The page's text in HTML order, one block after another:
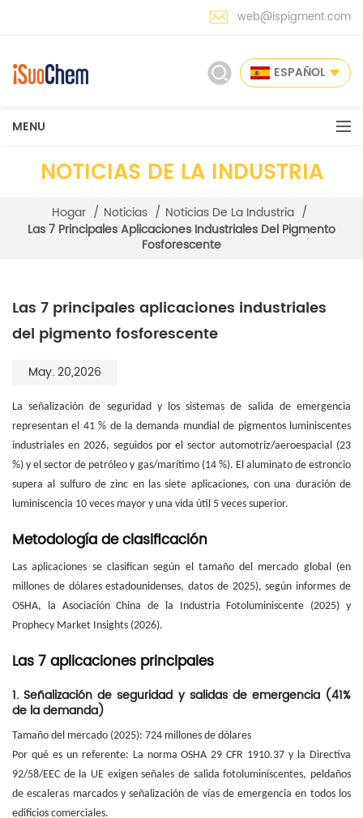
web@ispigment.com
ESPAÑOL
MENU
NOTICIAS DE LA INDUSTRIA
Hogar / Noticias / Noticias De La Industria /
Las 7 Principales Aplicaciones Industriales Del Pigmento
Fosforescente
Las 7 principales aplicaciones industriales
del pigmento fosforescente
May. 20,2026
La señalización de seguridad y los sistemas de salida de emergencia
representan el 41 % de la demanda mundial de pigmentos luminiscentes
industriales en 2026, seguidos por el sector automotriz/aeroespacial (23
%) y el sector de petróleo y gas/marítimo (14 %). El aluminato de estroncio
supera al sulfuro de zinc en las siete aplicaciones, con una duración de
luminiscencia 10 veces mayor y una vida útil 5 veces superior.
Metodología de clasificación
Las aplicaciones se clasifican según el tamaño del mercado global (en
millones de dólares estadounidenses, datos de 2025), según informes de
OSHA, la Asociación China de la Industria Fotoluminiscente (2025) y
Prophecy Market Insights (2026).
Las 7 aplicaciones principales
1. Señalización de seguridad y salidas de emergencia (41%
de la demanda)
Tamaño del mercado (2025): 724 millones de dólares
Por qué es un referente: La norma OSHA 29 CFR 1910.37 y la Directiva
92/58/EEC de la UE exigen señales de salida fotoluminiscentes, peldaños
de escaleras marcados y señalización de vías de emergencia en todos los
edificios comerciales.